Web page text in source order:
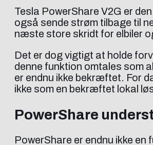
Tesla PowerShare V2G er
også sende strøm tilbage til
næste store skridt for elbiler
Det er dog vigtigt at holde
denne funktion omtales som
er endnu ikke bekræftet. For
ikke som en bekræftet lokal
PowerShare
PowerShare er endnu ikke